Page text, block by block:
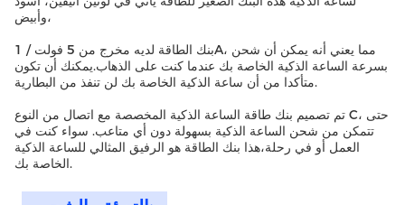
وأبيض،
بنك الطاقة لديه مخرج من 5 فولت / 1A، مما يعني أنه يمكن أن شحن
بسرعة الساعة الذكية الخاصة بك عندما كنت على الذهاب.يمكنك أن تكون
متأكدا من أن ساعة الذكية الخاصة بك لن تنفذ من البطارية.
تم تصميم بنك طاقة الساعة الذكية المخصصة مع اتصال من النوع C، حتى
تتمكن من شحن الساعة الذكية بسهولة دون أي متاعب. سواء كنت في
العمل أو في رحلة،هذا بنك الطاقة هو الرفيق المثالي للساعة الذكية
الخاصة بك.